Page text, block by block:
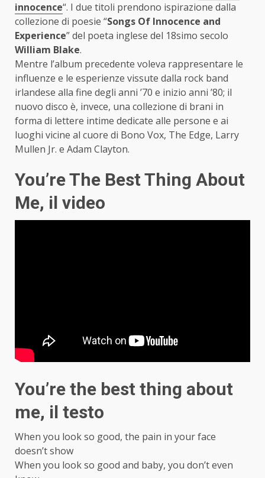
innocence“. I due titoli prendono ispirazione dalla
collezione di poesie “Songs Of Innocence and
Experience” del poeta inglese del 18simo secolo
William Blake.
Mentre l’album precedente voleva rappresentare le
influenze e le esperienze vissute dalla rock band
irlandese alla fine degli anni ’70 e inizio anni ’80; il
nuovo disco è, invece, una collezione di brani in
forma di lettere intime dedicate alle persone e ai
luoghi vicine al cuore di Bono Vox, The Edge, Larry
Mullen Jr. e Adam Clayton.
You’re The Best Thing About
Me, il video
You’re the best thing about
me, il testo
When you look so good, the pain in your face
doesn’t show
When you look so good and baby, you don’t even